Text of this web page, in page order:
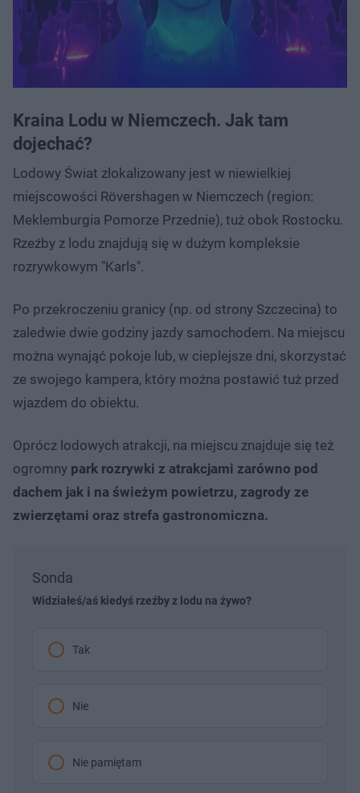
Kraina Lodu w Niemczech. Jak tam
dojechać?
Lodowy Świat zlokalizowany jest w niewielkiej
miejscowości Rövershagen w Niemczech (region:
Meklemburgia Pomorze Przednie), tuż obok Rostocku.
Rzeźby z lodu znajdują się w dużym kompleksie
rozrywkowym "Karls".
Po przekroczeniu granicy (np. od strony Szczecina) to
zaledwie dwie godziny jazdy samochodem. Na miejscu
można wynająć pokoje lub, w cieplejsze dni, skorzystać
ze swojego kampera, który można postawić tuż przed
wjazdem do obiektu.
Oprócz lodowych atrakcji, na miejscu znajduje się też
ogromny park rozrywki z atrakcjami zarówno pod
dachem jak i na świeżym powietrzu, zagrody ze
zwierzętami oraz strefa gastronomiczna.
Sonda
Widziałeś/aś kiedyś rzeźby z lodu na żywo?
Tak
Nie
Nie pamiętam